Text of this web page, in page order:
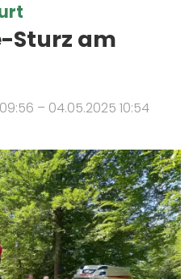
Sturz am
– 04.05.2025 10:54